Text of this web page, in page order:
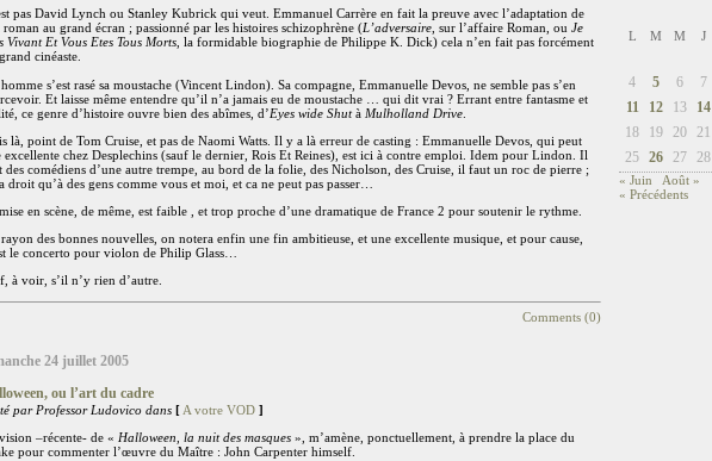
pas David Lynch ou Stanley Kubrick qui veut. Emmanuel Carrère en fait la preuve avec l’adaptation de
roman au grand écran ; passionné par les histoires schizophrène (L’adversaire, sur l’affaire Roman, ou Je
Vivant Et Vous Etes Tous Morts, la formidable biographie de Philippe K. Dick) cela n’en fait pas forcément
cinéaste.
s’est rasé sa moustache (Vincent Lindon). Sa compagne, Emmanuelle Devos, ne semble pas s’en
Et laisse même entendre qu’il n’a jamais eu de moustache … qui dit vrai ? Errant entre fantasme et
ce genre d’histoire ouvre bien des abîmes, d’Eyes wide Shutà Mulholland Drive
là, point de Tom Cruise, et pas de Naomi Watts. Il y a là erreur de casting : Emmanuelle Devos, qui peut
excellente chez Desplechins (sauf le dernier, Rois Et Reines), est ici à contre emploi. Idem pour Lindon. Il
des comédiens d’une autre trempe, au bord de la folie, des Nicholson, des Cruise, il faut un roc de pierre ;
droit qu’à des gens comme vous et moi, et ca ne peut pas passer…
en scène, de même, est faible , et trop proche d’une dramatique de France 2 pour soutenir le rythme.
des bonnes nouvelles, on notera enfin une fin ambitieuse, et une excellente musique, et pour cause,
le concerto pour violon de Philip Glass…
à voir, s’il n’y rien d’autre.
Comments (0)
24 juillet 2005
ou l’art du cadre
par Professor Ludovico dans [ A votre VOD ]
–récente- de « Halloween, la nuit des masques », m’amène, ponctuellement, à prendre la place du
pour commenter l’œuvre du Maître : John Carpenter himself.
L M M J
4
5 6 7
11
12 13 14
18
19 20 21
25 26 27 28
« Juin
Août »
« Précédents